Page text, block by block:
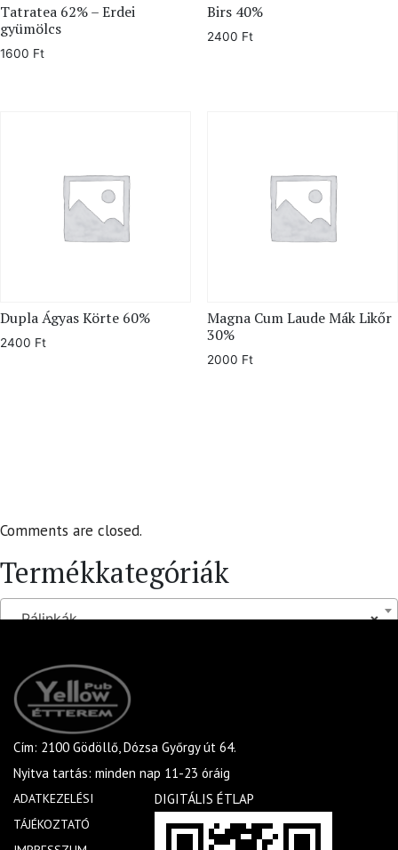
Tatratea 62% – Erdei
gyümölcs
1600 Ft
Birs 40%
2400 Ft
Dupla Ágyas Körte 60%
2400 Ft
Magna Cum Laude Mák Likőr
30%
2000 Ft
Comments are closed.
Termékkategóriák
×
Pálinkák
Cím: 2100 Gödöllő, Dózsa Győrgy út 64.
Nyitva tartás: minden nap 11-23 óráig
ADATKEZELÉSI
TÁJÉKOZTATÓ
DIGITÁLIS ÉTLAP